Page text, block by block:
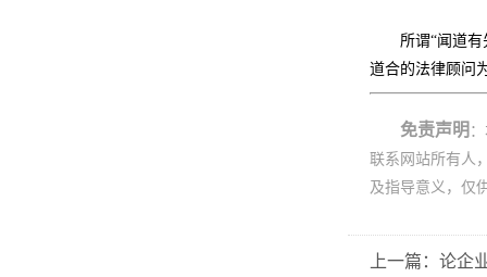
所谓“闻道
道合的法律顾问
免责声明
联系网站所有人
及指导意义，仅
上一篇：论企